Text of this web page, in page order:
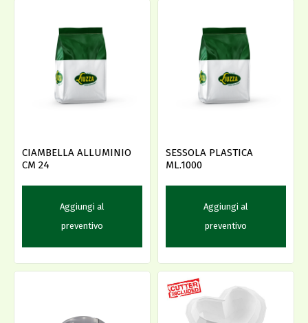
CIAMBELLA ALLUMINIO
CM 24
Aggiungi al
preventivo
SESSOLA PLASTICA
ML.1000
Aggiungi al
preventivo